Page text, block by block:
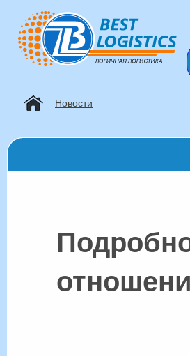
Новости